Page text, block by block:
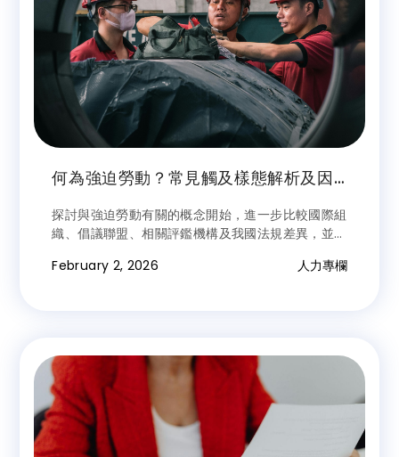
何為強迫勞動？常見觸及樣態解析及因
暫扣令之影響為例
探討與強迫勞動有關的概念開始，進一步比較國際組
織、倡議聯盟、相關評鑑機構及我國法規差異，並以
勞動為由暫扣案為例，就企業常見違反樣態解構分
February 2, 2026 人力專欄